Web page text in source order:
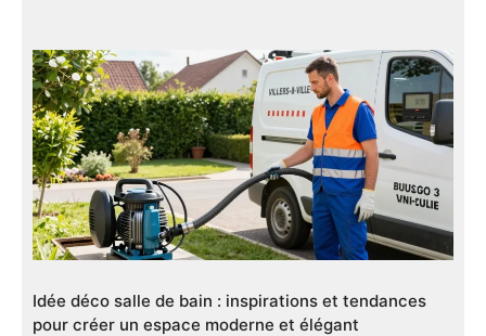
Idée déco salle de bain : inspirations et tendances
pour créer un espace moderne et élégant